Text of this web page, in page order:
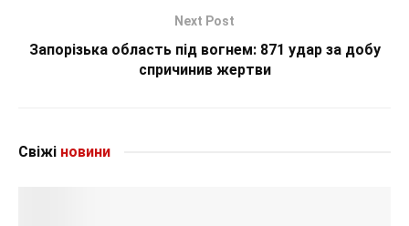
Next Post
Запорізька область під вогнем: 871 удар за добу
спричинив жертви
Свіжі новини